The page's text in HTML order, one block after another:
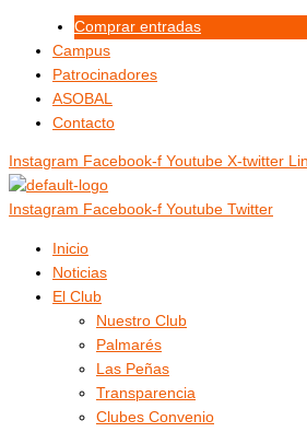
contenido
Comprar entradas
Campus
Patrocinadores
ASOBAL
Contacto
Instagram Facebook-f Youtube X-twitter
Instagram Facebook-f Youtube Twitter
Inicio
Noticias
El Club
Nuestro Club
Palmarés
Las Peñas
Transparencia
Clubes Convenio